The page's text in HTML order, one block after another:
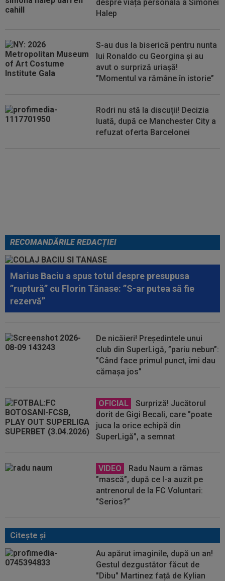
Argeș, după 6-2, 6-1 cu Giannicola Misasidespre viața personală a Simonei
Halep
S-au dus la biserică pentru nunta
lui Ronaldo cu Georgina și au
avut o surpriză uriașă!
”Momentul va rămâne în istorie”
Rodri nu stă la discuții! Decizia
luată, după ce Manchester City a
refuzat oferta Barcelonei
RECOMANDĂRILE REDACȚIEI
Marius Baciu a spus totul despre presupusa
”ruptură” cu Florin Tănase: ”S-ar putea să fie
rezervă”
De nicăieri! Președintele unui
club din SuperLigă, ”pariu nebun”:
”Când face primul punct, îmi dau
cămașa jos”
OFICIAL
Surpriză! Jucătorul
dorit de Gigi Becali, care ”poate
juca la orice echipă din
SuperLigă”, a semnat
VIDEO
Radu Naum a rămas
”mască”, după ce l-a auzit pe
antrenorul de la FC Voluntari:
”Serios?”
Citeşte şi
Au apărut imaginile, după un an!
Gestul dezgustător făcut de
"Dibu" Martinez față de Kylian